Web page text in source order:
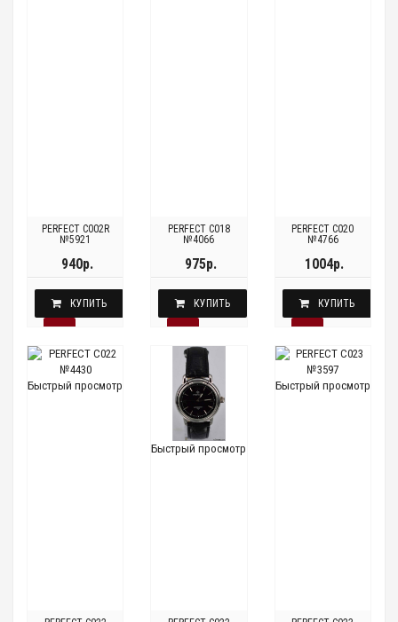
PERFECT C002R
№5921
940р.
КУПИТЬ
PERFECT C018
№4066
975р.
КУПИТЬ
PERFECT C020
№4766
1004р.
КУПИТЬ
Быстрый просмотр
Быстрый просмотр
Быстрый просмотр